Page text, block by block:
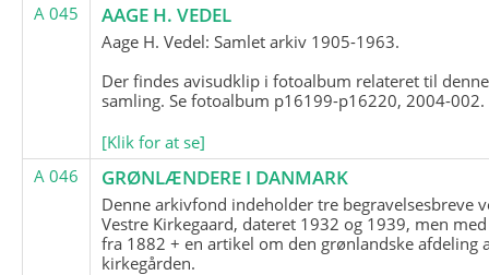
A 045
AAGE H. VEDEL
Aage H. Vedel: Samlet arkiv 1905-1963.
Der findes avisudklip i fotoalbum relateret til denne
samling. Se fotoalbum p16199-p16220, 2004-002.
[Klik for at se]
A 046
GRØNLÆNDERE I DANMARK
Denne arkivfond indeholder tre begravelsesbreve
Vestre Kirkegaard, dateret 1932 og 1939, men
fra 1882 + en artikel om den grønlandske afdeling
kirkegården.